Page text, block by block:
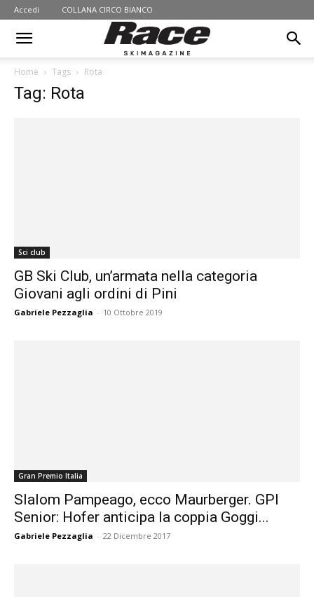
Accedi COLLANA CIRCO BIANCO
Home Tags Rota
Tag: Rota
Sci club
GB Ski Club, un’armata nella categoria
Giovani agli ordini di Pini
Gabriele Pezzaglia - 10 Ottobre 2019
Gran Premio Italia
Slalom Pampeago, ecco Maurberger. GPI
Senior: Hofer anticipa la coppia Goggi...
Gabriele Pezzaglia - 22 Dicembre 2017